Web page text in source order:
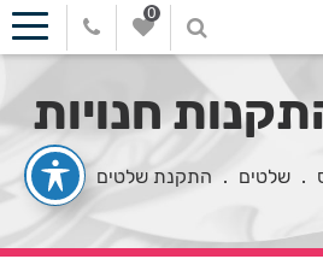
0
חנויות
. שלטים . התקנת שלטים .